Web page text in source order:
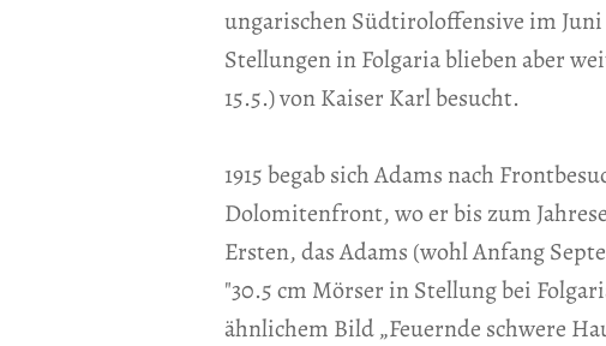
ungarischen Südtiroloffensive im
Stellungen in Folgaria blieben aber
15.5.) von Kaiser Karl besucht.
1915 begab sich Adams nach
Dolomitenfront, wo er bis zum
Ersten, das Adams (wohl Anfang
"30.5 cm Mörser in Stellung bei
ähnlichem Bild „Feuernde schwere